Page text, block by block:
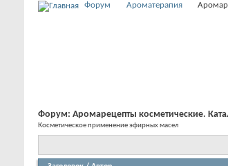
Форум Ароматерапия
Форум: Аромарецепты косметические.
Косметическое применение эфирных масел